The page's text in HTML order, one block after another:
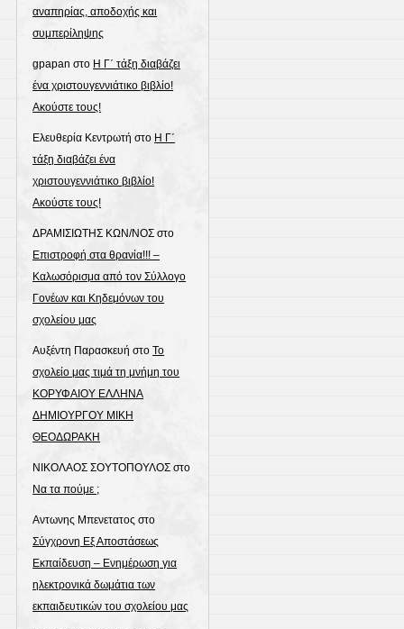
αναπηρίας, αποδοχής και
συμπερίληψης
gpapan στο Η Γ΄ τάξη διαβάζει
ένα χριστουγεννιάτικο βιβλίο!
Ακούστε τους!
Ελευθερία Κεντρωτή στο Η Γ΄
τάξη διαβάζει ένα
χριστουγεννιάτικο βιβλίο!
Ακούστε τους!
ΔΡΑΜΙΣΙΩΤΗΣ ΚΩΝ/ΝΟΣ στο
Επιστροφή στα θρανία!!! –
Καλωσόρισμα από τον Σύλλογο
Γονέων και Κηδεμόνων του
σχολείου μας
Αυξέντη Παρασκευή στοΤο
σχολείο μας τιμά τη μνήμη του
ΚΟΡΥΦΑΙΟΥ ΕΛΛΗΝΑ
ΔΗΜΙΟΥΡΓΟΥ ΜΙΚΗ
ΘΕΟΔΩΡΑΚΗ
ΝΙΚΟΛΑΟΣ ΣΟΥΤΟΠΟΥΛΟΣ στο
Να τα πούμε ;
Αντωνης Μπενετατος στο
Σύγχρονη Εξ Αποστάσεως
Εκπαίδευση – Ενημέρωση για
ηλεκτρονικά δωμάτια των
εκπαιδευτικών του σχολείου μας